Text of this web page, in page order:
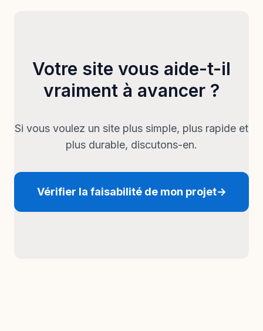
Votre site vous aide-t-il
vraiment à avancer ?
Si vous voulez un site plus simple, plus rapide et
plus durable, discutons-en.
Vérifier la faisabilité de mon projet→